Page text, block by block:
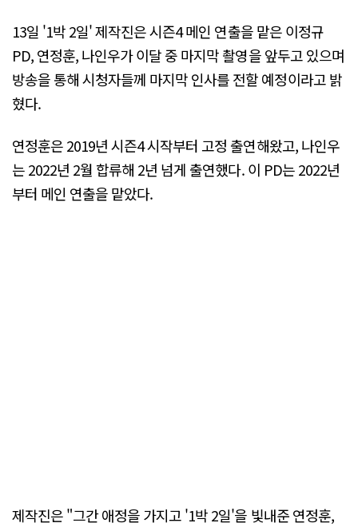
13일 '1박 2일' 제작진은 시즌4 메인 연출을 맡은 이정규
PD, 연정훈, 나인우가 이달 중 마지막 촬영을 앞두고 있으며
방송을 통해 시청자들께 마지막 인사를 전할 예정이라고 밝
혔다.
연정훈은 2019년 시즌4 시작부터 고정 출연해왔고, 나인우
는 2022년 2월 합류해 2년 넘게 출연했다. 이 PD는 2022년
부터 메인 연출을 맡았다.
제작진은 "그간 애정을 가지고 '1박 2일'을 빛내준 연정훈,